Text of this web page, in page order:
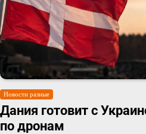
Новости разные
Дания готовит с
по дронам